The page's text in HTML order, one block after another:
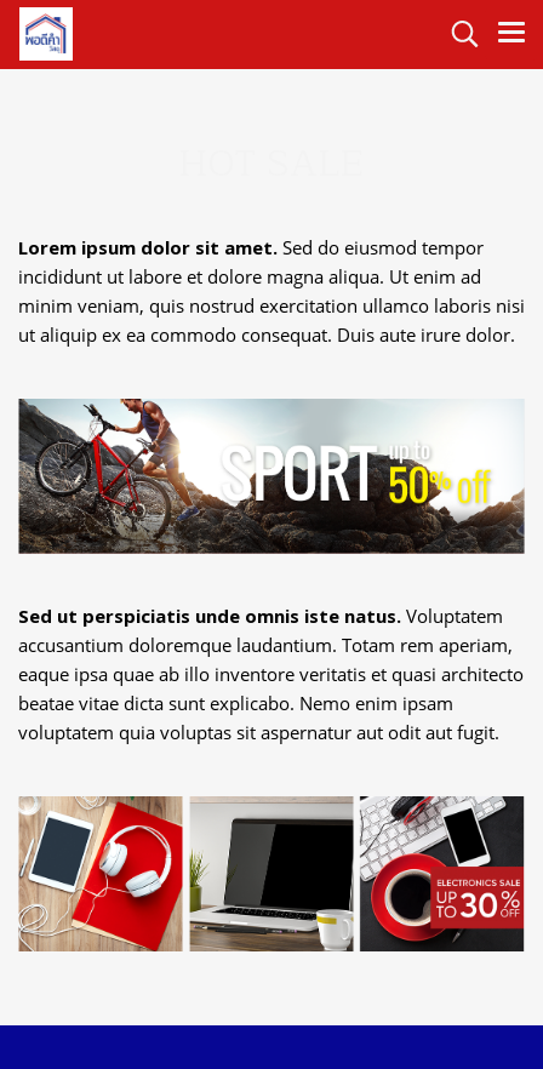
Lorem ipsum dolor sit amet. Sed do eiusmod tempor
incididunt ut labore et dolore magna aliqua. Ut enim ad
minim veniam, quis nostrud exercitation ullamco laboris nisi
ut aliquip ex ea commodo consequat. Duis aute irure dolor.
Sed ut perspiciatis unde omnis iste natus. Voluptatem
accusantium doloremque laudantium. Totam rem aperiam,
eaque ipsa quae ab illo inventore veritatis et quasi architecto
beatae vitae dicta sunt explicabo. Nemo enim ipsam
voluptatem quia voluptas sit aspernatur aut odit aut fugit.